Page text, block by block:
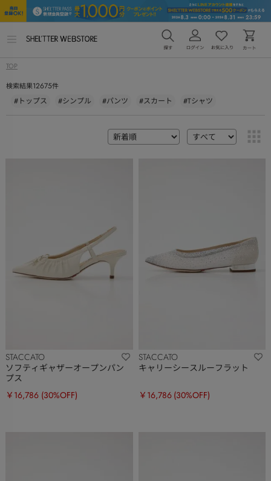
ー
開
TOP
検索結果12675件
#トップス #シンプル #パンツ #スカート #Tシャツ
STACCATO
ソフティギャザーオープンパン
プス
￥16,786 (30%OFF)
STACCATO
キャリーシースルーフラット
￥16,786 (30%OFF)